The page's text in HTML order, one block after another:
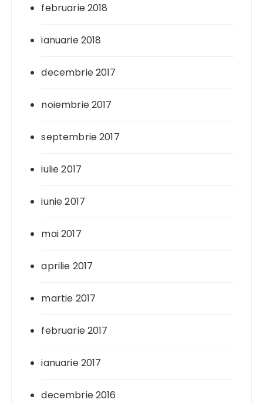
februarie 2018
ianuarie 2018
decembrie 2017
noiembrie 2017
septembrie 2017
iulie 2017
iunie 2017
mai 2017
aprilie 2017
martie 2017
februarie 2017
ianuarie 2017
decembrie 2016